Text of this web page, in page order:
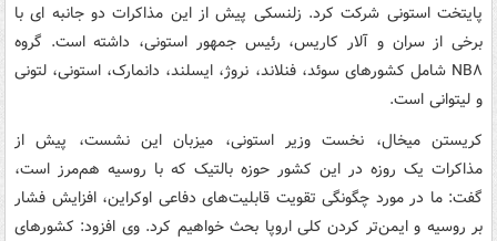
پایتخت استونی شرکت کرد. زلنسکی پیش از این مذاکرات دو جانبه ای با
برخی از سران و آلار کاریس، رئیس جمهور استونی، داشته است. گروه
NB۸ شامل کشورهای سوئد، فنلاند، نروژ، ایسلند، دانمارک، استونی، لتونی
و لیتوانی است.
کریستن میخال، نخست وزیر استونی، میزبان این نشست، پیش از
مذاکرات یک روزه در این کشور حوزه بالتیک که با روسیه هم‌مرز است،
گفت: ما در مورد چگونگی تقویت قابلیت‌های دفاعی اوکراین، افزایش فشار
بر روسیه و ایمن‌تر کردن کلی اروپا بحث خواهیم کرد. وی افزود: کشورهای